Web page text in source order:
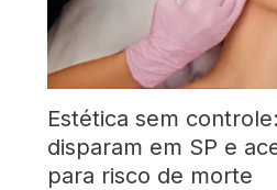
Estética sem
disparam em SP e
para risco de morte